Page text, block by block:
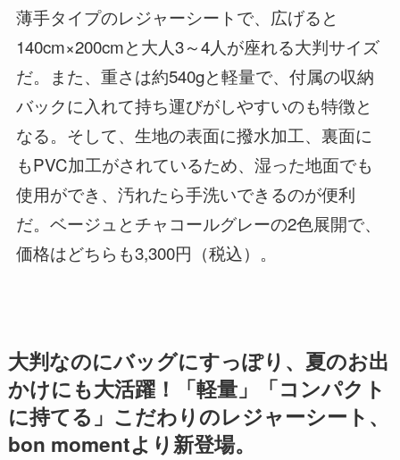
薄手タイプのレジャーシートで、広げると
140cm×200cmと大人3～4人が座れる大判サイズ
だ。また、重さは約540gと軽量で、付属の収納
バックに入れて持ち運びがしやすいのも特徴と
なる。そして、生地の表面に撥水加工、裏面に
もPVC加工がされているため、湿った地面でも
使用ができ、汚れたら手洗いできるのが便利
だ。ベージュとチャコールグレーの2色展開で、
価格はどちらも3,300円（税込）。
大判なのにバッグにすっぽり、夏のお出
かけにも大活躍！「軽量」「コンパクト
に持てる」こだわりのレジャーシート、
bon momentより新登場。